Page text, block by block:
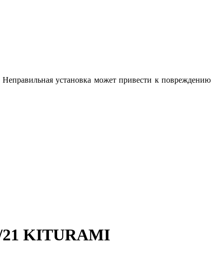
установка может привести к повреждению
21 KITURAMI